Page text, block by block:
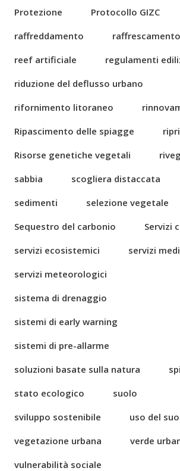
Protezione
Protocollo GIZC
raffreddamento
raffrescamento
reef artificiale
regulamenti
riduzione del deflusso urbano
rifornimento litoraneo
Ripascimento delle spiagge
Risorse genetiche vegetali
sabbia
scogliera distaccata
sedimenti
selezione vegetale
Sequestro del carbonio
Servizi
servizi ecosistemici
servizi
servizi meteorologici
sistema di drenaggio
sistemi di early warning
sistemi di pre-allarme
soluzioni basate sulla natura
stato ecologico
suolo
sviluppo sostenibile
uso del
vegetazione urbana
verde
vulnerabilità sociale